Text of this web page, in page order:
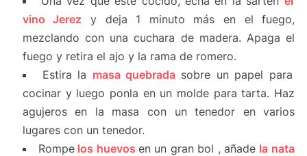
vino Jerez y deja 1 minuto más en el fuego,
mezclando con una cuchara de madera. Apaga el
fuego y retira el ajo y la rama de romero.
Estira la masaquebrada sobre un papel para
cocinar y luego ponla en un molde para tarta. Haz
agujeros en la masa con un tenedor en varios
lugares con un tenedor.
Rompelos huevos en un gran bol , añade la nata